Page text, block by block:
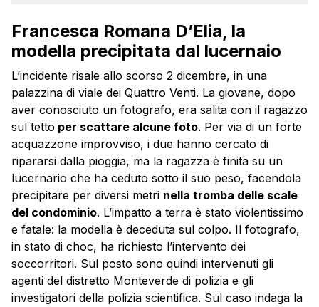
Francesca Romana D’Elia, la
modella precipitata dal lucernaio
L’incidente risale allo scorso 2 dicembre, in una
palazzina di viale dei Quattro Venti. La giovane, dopo
aver conosciuto un fotografo, era salita con il ragazzo
sul tetto per scattare alcune foto. Per via di un forte
acquazzone improvviso, i due hanno cercato di
ripararsi dalla pioggia, ma la ragazza è finita su un
lucernario che ha ceduto sotto il suo peso, facendola
precipitare per diversi metri nella tromba delle scale
del condominio. L’impatto a terra è stato violentissimo
e fatale: la modella è deceduta sul colpo. Il fotografo,
in stato di choc, ha richiesto l’intervento dei
soccorritori. Sul posto sono quindi intervenuti gli
agenti del distretto Monteverde di polizia e gli
investigatori della polizia scientifica. Sul caso indaga la